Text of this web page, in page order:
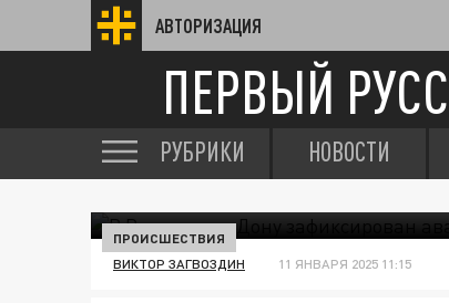
АВТОРИЗАЦИЯ
ПЕРВЫЙ
РУБРИКИ НОВОСТИ
ПРОИСШЕСТВИЯ
ВИКТОР ЗАГВОЗДИН 11 ЯНВАРЯ 2025 11:15